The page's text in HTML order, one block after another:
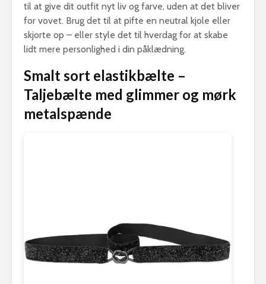
til at give dit outfit nyt liv og farve, uden at det bliver
for vovet. Brug det til at pifte en neutral kjole eller
skjorte op – eller style det til hverdag for at skabe
lidt mere personlighed i din påklædning.
Smalt sort elastikbælte –
Taljebælte med glimmer og mørk
metalspænde